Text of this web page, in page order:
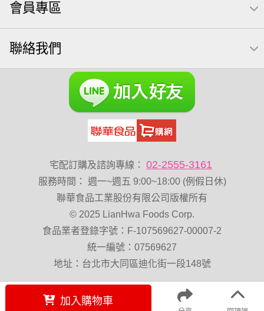
可樂果 帆布袋
全聯 南瓜子 三角飯糰 禮盒 素食 杏仁
海苔 芥末味 開心果 萬歲牌
全聯 堅果 萬歲牌小魚 滿天星 全聯 海苔
全聯 海苔細 小包裝 蔓越梅 綜合堅果
脆烤 元氣什穀堅果飲 烘焙
萬歲牌 堅果小包裝活力堅果 榛果
萬歲牌 堅果補給隨行包33公克44 包 波浪脆
卡廸那95℃薯條原味18克*5包 香菜 夏威夷果
能量 Costco 萬歲牌堅果 60g
好結果 飯卷專用海苔
寶咖咖 15g 全聯 核桃 堅果禮盒 三角飯
會員專區
聯絡我們
宅配訂購及諮詢專線： 02-2555-3161
服務時間 ：
週一~週五 9:00~18:00 (例假日休)
聯華食品工業股份有限公司版權所有
© 2025 LianHwa Foods Corp.
食品業者登錄字號：F-107569627-00007-2
統一編號：07569627
地址：台北市大同區迪化街一段148號
加入購物車